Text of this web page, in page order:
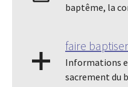
baptême, la
faire
Informations
sacrement du